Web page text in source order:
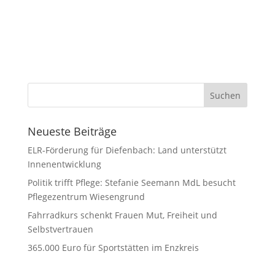
Neueste Beiträge
ELR-Förderung für Diefenbach: Land unterstützt
Innenentwicklung
Politik trifft Pflege: Stefanie Seemann MdL besucht
Pflegezentrum Wiesengrund
Fahrradkurs schenkt Frauen Mut, Freiheit und
Selbstvertrauen
365.000 Euro für Sportstätten im Enzkreis